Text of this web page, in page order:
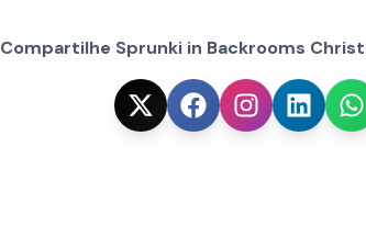
Compartilhe Sprunki in Backrooms